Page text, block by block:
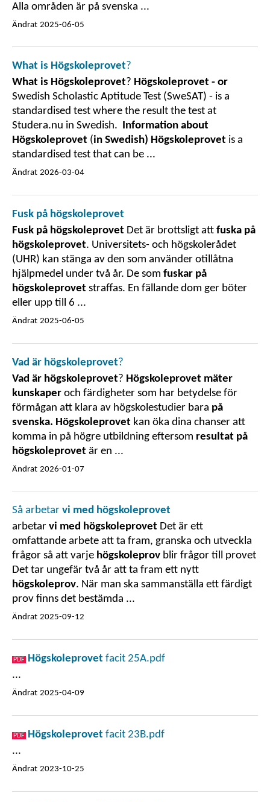
Alla områden är på svenska ...
Ändrat 2025-06-05
What is Högskoleprovet?
What is Högskoleprovet? Högskoleprovet - or
Swedish Scholastic Aptitude Test (SweSAT) - is a
standardised test where the result the test at
Studera.nu in Swedish. Information about
Högskoleprovet (in Swedish) Högskoleprovet is a
standardised test that can be ...
Ändrat 2026-03-04
Fusk på högskoleprovet
Fusk på högskoleprovet Det är brottsligt att fuska på
högskoleprovet. Universitets- och högskolerådet
(UHR) kan stänga av den som använder otillåtna
hjälpmedel under två år. De som fuskar på
högskoleprovet straffas. En fällande dom ger böter
eller upp till 6 ...
Ändrat 2025-06-05
Vad är högskoleprovet?
Vad är högskoleprovet? Högskoleprovet mäter
kunskaper och färdigheter som har betydelse för
förmågan att klara av högskolestudier bara på
svenska. Högskoleprovet kan öka dina chanser att
komma in på högre utbildning eftersom resultat på
högskoleprovet är en ...
Ändrat 2026-01-07
Så arbetar vi med högskoleprovet
arbetar vi med högskoleprovet Det är ett
omfattande arbete att ta fram, granska och utveckla
frågor så att varje högskoleprov blir frågor till provet
Det tar ungefär två år att ta fram ett nytt
högskoleprov. När man ska sammanställa ett färdigt
prov finns det bestämda ...
Ändrat 2025-09-12
Högskoleprovet facit 25A.pdf
...
Ändrat 2025-04-09
Högskoleprovet facit 23B.pdf
...
Ändrat 2023-10-25